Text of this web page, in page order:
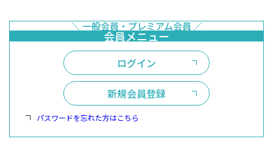
ログイン
新規会員登録
パスワードを忘れた方はこちら